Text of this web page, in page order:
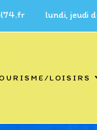
jeudi de 9h à
LOISIRS